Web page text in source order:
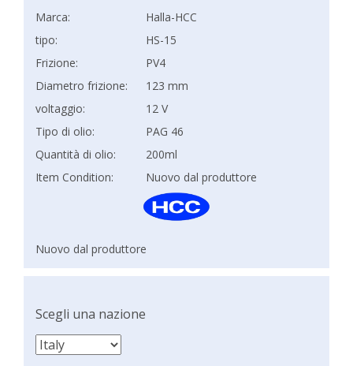
Marca:
Halla-HCC
tipo:
HS-15
Frizione:
PV4
Diametro frizione:
123 mm
voltaggio:
12 V
Tipo di olio:
PAG 46
Quantità di olio:
200ml
Item Condition:
Nuovo dal produttore
Nuovo dal produttore
Scegli una nazione